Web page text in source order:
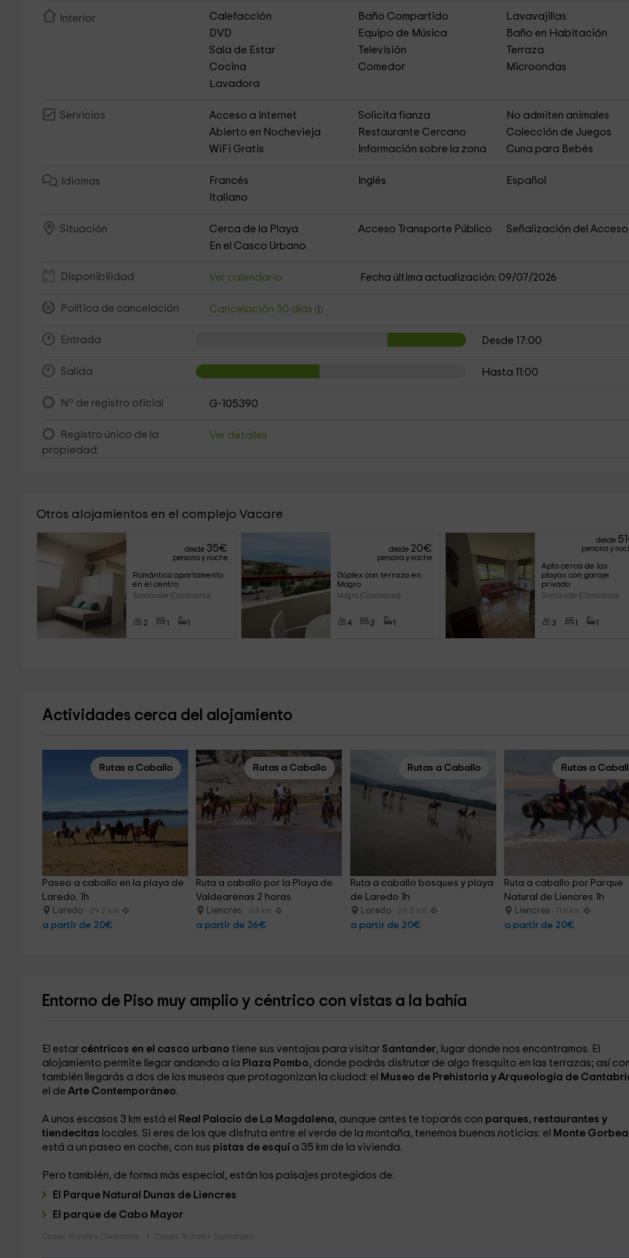
Interior Calefacción Baño Compartido
Lavavajillas
DVD
Equipo de Música
Baño en Habitación
Sala de Estar
Televisión
Terraza
Cocina
Comedor
Microondas
Lavadora
Servicios Acceso a Internet Solicita fianza
No admiten animales
Abierto en Nochevieja
Restaurante Cercano
Colección de Juegos
WiFi Gratis
Información sobre la zona Cuna para Bebés
Idiomas Francés Inglés
Español
Italiano
Situación Cerca de la Playa Acceso Transporte Público
Señalización del Acceso
En el Casco Urbano
Disponibilidad Ver calendario Fecha última actualización: 09/07/2026
Política de cancelación Cancelación 30 días
Entrada Desde 17:00
Salida Hasta 11:00
Nº de registro oficial G-105390
Registro único de la
propiedad:
Ver detalles
Otros alojamientos en el complejo Vacare
desde 35€
persona y noche
Romántico apartamento
en el centro
Santander (Cantabria)
2 1 1
desde 20€
persona y noche
Dúplex con terraza en
Mogro
Mogro (Cantabria)
4 2 1
desde 51
persona y
Apto cerca de las
playas con garaje
privado
Santander (Cantabria)
3 1 1
Actividades cerca del alojamiento
Rutas a Caballo
Paseo a caballo en la playa de
Laredo, 1h
Laredo 29.2 km
a partir de 20€
Rutas a Caballo
Ruta a caballo por la Playa de
Valdearenas 2 horas
Liencres 11.8 km
a partir de 36€
Rutas a Caballo
Ruta a caballo bosques y playa
de Laredo 1h
Laredo 29.2 km
a partir de 20€
Rutas a
Ruta a caballo por Parque
Natural de Liencres 1h
Liencres 11.8 km
a partir de 20€
Entorno de Piso muy amplio y céntrico con vistas a la bahía
El estar céntricos en el casco urbano tiene sus ventajas para visitar Santander, lugar donde nos encontramos. El
alojamiento permite llegar andando a la Plaza Pombo, donde podrás disfrutar de algo fresquito en las terrazas; así
también llegarás a dos de los museos que protagonizan la ciudad: el
Museo de Prehistoria y Arqueología de
el de Arte Contemporáneo.
A unos escasos 3 km está el Real Palacio de La Magdalena, aunque antes te toparás con parques, restaurantes y
tiendecitas locales. Si eres de los que disfruta entre el verde de la montaña, tenemos buenas noticias: el
Monte Gorbea
está a un paseo en coche, con sus pistas de esquí a 35 km de la vivienda.
Pero también, de forma más especial, están los paisajes protegidos de:
El Parque Natural Dunas de Liencres
El parque de Cabo Mayor
Casas Rurales Cantabria Casas Rurales Santander